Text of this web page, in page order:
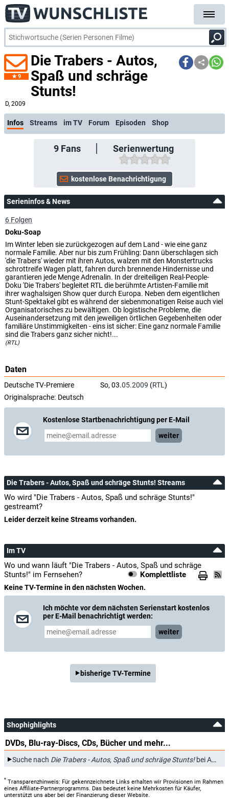
9
Die Trabers - Autos,
Spaß und schräge
Stunts!
D, 2009kostenlose
Infos Streams im TV Forum Episoden Shop
9Fans Serienwertung
Serieninfos & News
6 Folgen
Doku-Soap
Im Winter leben sie zurückgezogen auf dem Land - wie eine ganz
normale Familie. Aber nur bis zum Frühling: Dann überschlagen sich
'die Trabers' wieder mit ihren Autos, walzen mit den Monstertrucks
schrottreife Wagen platt, fahren durch brennende Hindernisse und
garantieren jede Menge Adrenalin. In der dreiteiligen Real-People-
Doku 'Die Trabers' begleitet RTL die berühmte Artisten-Familie mit
ihrer waghalsigen Show quer durch Europa. Neben dem eigentlichen
Stunt-Spektakel gibt es während der siebenmonatigen Reise auch viel
Organisatorisches zu bewältigen. Ob logistische Probleme, die
Auseinandersetzung mit den jeweiligen örtlichen Gegebenheiten oder
familiäre Unstimmigkeiten - eins ist sicher: Eine ganz normale Familie
sind die Trabers ganz sicher nicht!...
(RTL)
Daten
Deutsche TV-Premiere So, 03.05.2009 (RTL )
Originalsprache: Deutsch
Kostenlose Startbenachrichtigung per E-Mail
weiter
Die Trabers - Autos, Spaß und schräge Stunts! Streams
Wo wird "Die Trabers - Autos, Spaß und schräge Stunts!"
gestreamt?
Leider derzeit keine Streams vorhanden.
Im TV
Wo und wann läuft "Die Trabers - Autos, Spaß und schräge
Stunts!" im Fernsehen?
Komplettliste
Keine TV-Termine in den nächsten Wochen.
Ich möchte vor dem nächsten Serienstart kostenlos
per E-Mail benachrichtigt werden:
weiter
bisherige TV-Termine
Shophighlights
DVDs, Blu-ray-Discs, CDs, Bücher und mehr...
Suche nach Die Trabers - Autos, Spaß und schräge Stunts!bei Amazon.de
* Transparenzhinweis: Für gekennzeichnete Links erhalten wir Provisionen im Rahmen
eines Affiliate-Partnerprogramms. Das bedeutet keine Mehrkosten für Käufer,
unterstützt uns aber bei der Finanzierung dieser Website.